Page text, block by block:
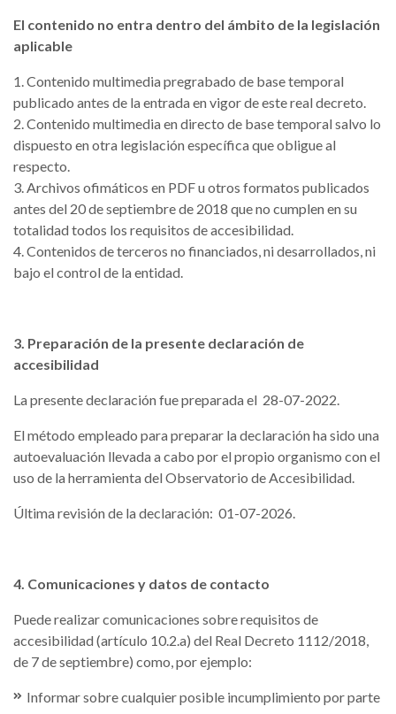
El contenido no entra dentro del ámbito de la legislación
aplicable
1. Contenido multimedia pregrabado de base temporal
publicado antes de la entrada en vigor de este real decreto.
2. Contenido multimedia en directo de base temporal salvo lo
dispuesto en otra legislación específica que obligue al
respecto.
3. Archivos ofimáticos en PDF u otros formatos publicados
antes del 20 de septiembre de 2018 que no cumplen en su
totalidad todos los requisitos de accesibilidad.
4. Contenidos de terceros no financiados, ni desarrollados, ni
bajo el control de la entidad.
3. Preparación de la presente declaración de
accesibilidad
La presente declaración fue preparada el 28-07-2022.
El método empleado para preparar la declaración ha sido una
autoevaluación llevada a cabo por el propio organismo con el
uso de la herramienta del Observatorio de Accesibilidad.
Última revisión de la declaración: 01-07-2026.
4. Comunicaciones y datos de contacto
Puede realizar comunicaciones sobre requisitos de
accesibilidad (artículo 10.2.a) del Real Decreto 1112/2018,
de 7 de septiembre) como, por ejemplo:
Informar sobre cualquier posible incumplimiento por parte